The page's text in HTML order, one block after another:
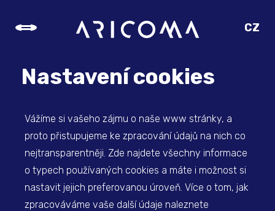
CZ
Nastavení cookies
Vážíme si vašeho zájmu o naše www stránky, a
proto přistupujeme ke zpracování údajů na nich co
nejtransparentněji. Zde najdete všechny informace
o typech používaných cookies a máte i možnost si
nastavit jejich preferovanou úroveň. Více o tom, jak
zpracováváme vaše další údaje naleznete